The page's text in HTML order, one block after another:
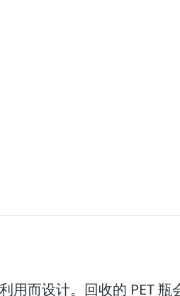
用而设计。回收的 PET 瓶